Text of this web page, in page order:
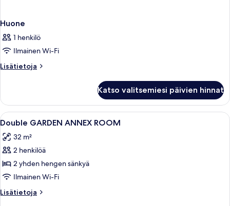
Huone
1 henkilö
Ilmainen Wi-Fi
Lisätietoja
Lisätietoja
Katso valitsemiesi päivien hinnat
Avaa
kaikki
huonetyypin
Double
GARDEN
ANNEX
ROOM
kuvat
Moderni hotellihuone, jossa on suuri
2
Double GARDEN ANNEX ROOM
32 m²
2 henkilöä
2 yhden hengen sänkyä
Ilmainen Wi-Fi
Lisätietoja
Lisätietoja